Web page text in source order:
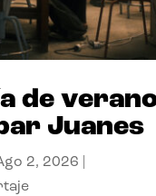
de
Juanes
2, 2026